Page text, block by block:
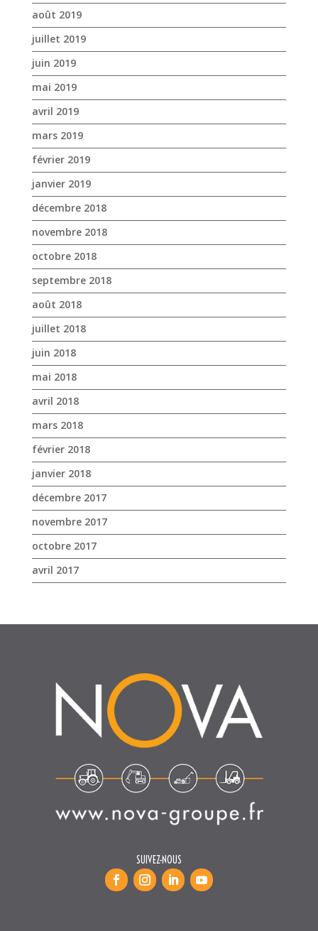
août 2019
juillet 2019
juin 2019
mai 2019
avril 2019
mars 2019
février 2019
janvier 2019
décembre 2018
novembre 2018
octobre 2018
septembre 2018
août 2018
juillet 2018
juin 2018
mai 2018
avril 2018
mars 2018
février 2018
janvier 2018
décembre 2017
novembre 2017
octobre 2017
avril 2017
SUIVEZ-NOUS